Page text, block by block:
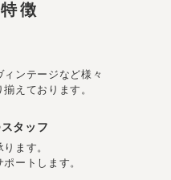
徴
ンテージなど様々
えております。
タッフ
ます。
ートします。